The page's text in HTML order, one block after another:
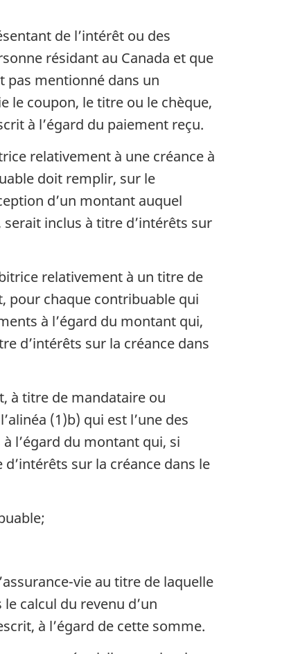
de l’intérêt ou des
résidant au Canada et que
pas mentionné dans un
le coupon, le titre ou le chèque,
à l’égard du paiement reçu.
relativement à une créance à
doit remplir, sur le
d’un montant auquel
serait inclus à titre d’intérêts sur
relativement à un titre de
pour chaque contribuable qui
à l’égard du montant qui,
d’intérêts sur la créance dans
à titre de mandataire ou
(1)b) qui est l’une des
l’égard du montant qui, si
sur la créance dans le
vie au titre de laquelle
calcul du revenu d’un
à l’égard de cette somme.